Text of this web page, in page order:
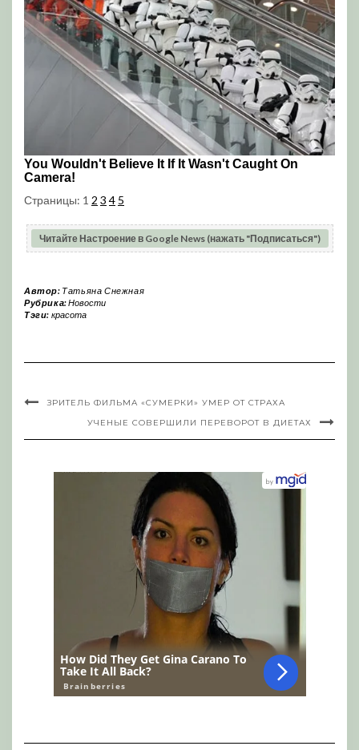
Страницы: 1 2 3 4 5
Читайте Настроение в Google News (нажать "Подписаться")
Автор: Татьяна Снежная
Рубрика:Новости
Тэги: красота
ЗРИТЕЛЬ ФИЛЬМА «СУМЕРКИ» УМЕР ОТ СТРАХА
УЧЕНЫЕ СОВЕРШИЛИ ПЕРЕВОРОТ В ДИЕТАХ